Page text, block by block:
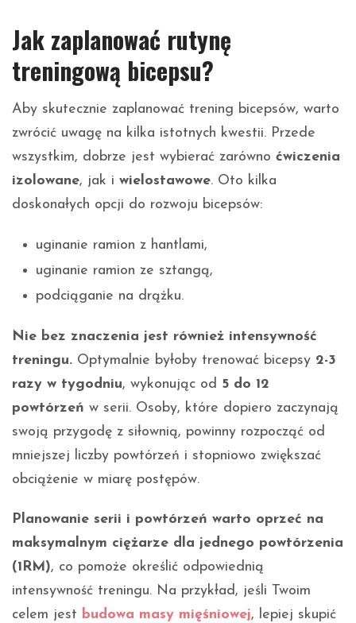
Jak zaplanować rutynę
treningową bicepsu?
Aby skutecznie zaplanować trening bicepsów, warto
zwrócić uwagę na kilka istotnych kwestii. Przede
wszystkim, dobrze jest wybierać zarówno ćwiczenia
izolowane, jak i wielostawowe. Oto kilka
doskonałych opcji do rozwoju bicepsów:
uginanie ramion z hantlami,
uginanie ramion ze sztangą,
podciąganie na drążku.
Nie bez znaczenia jest również intensywność
treningu. Optymalnie byłoby trenować bicepsy 2-3
razy w tygodniu, wykonując od 5 do 12
powtórzeń w serii. Osoby, które dopiero zaczynają
swoją przygodę z siłownią, powinny rozpocząć od
mniejszej liczby powtórzeń i stopniowo zwiększać
obciążenie w miarę postępów.
Planowanie serii i powtórzeń warto oprzeć na
maksymalnym ciężarze dla jednego powtórzenia
(1RM), co pomoże określić odpowiednią
intensywność treningu. Na przykład, jeśli Twoim
celem jest budowa masy mięśniowej, lepiej skupić